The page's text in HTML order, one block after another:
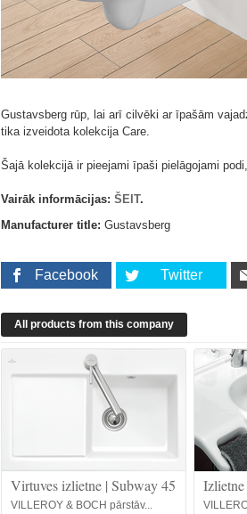
Gustavsberg rūp, lai arī cilvēki ar īpašām
tika izveidota kolekcija Care.
Šajā kolekcijā ir pieejami īpaši pielāgojami
Vairāk informācijas: ŠEIT.
Manufacturer title: Gustavsberg
Facebook Twitter
All products from this company
Virtuves izlietne | Subway 45
VILLEROY & BOCH pārstāv...